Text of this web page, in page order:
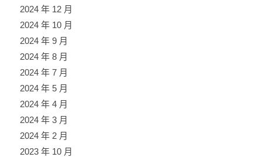
2024 年 12 月
2024 年 10 月
2024 年 9 月
2024 年 8 月
2024 年 7 月
2024 年 5 月
2024 年 4 月
2024 年 3 月
2024 年 2 月
2023 年 10 月